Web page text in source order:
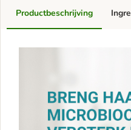
Productbeschrijving